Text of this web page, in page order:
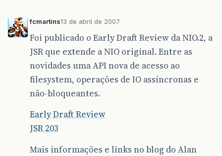
fcmartins13 de abril de 2007
Foi publicado o Early Draft Review da NIO.2, a
JSR que extende a NIO original. Entre as
novidades uma API nova de acesso ao
filesystem, operações de IO assíncronas e
não-bloqueantes.
Early Draft Review
JSR 203
Mais informações e links no blog do Alan